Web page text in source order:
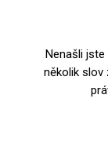
Nenašli
několik slov